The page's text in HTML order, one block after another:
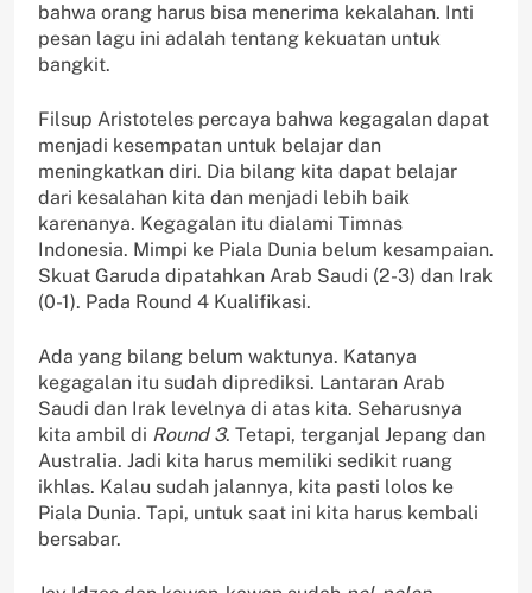
bahwa orang harus bisa menerima kekalahan. Inti
pesan lagu ini adalah tentang kekuatan untuk
bangkit.
Filsup Aristoteles percaya bahwa kegagalan dapat
menjadi kesempatan untuk belajar dan
meningkatkan diri. Dia bilang kita dapat belajar
dari kesalahan kita dan menjadi lebih baik
karenanya. Kegagalan itu dialami Timnas
Indonesia. Mimpi ke Piala Dunia belum kesampaian.
Skuat Garuda dipatahkan Arab Saudi (2-3) dan Irak
(0-1). Pada Round 4 Kualifikasi.
Ada yang bilang belum waktunya. Katanya
kegagalan itu sudah diprediksi. Lantaran Arab
Saudi dan Irak levelnya di atas kita. Seharusnya
kita ambil di Round 3. Tetapi, terganjal Jepang dan
Australia. Jadi kita harus memiliki sedikit ruang
ikhlas. Kalau sudah jalannya, kita pasti lolos ke
Piala Dunia. Tapi, untuk saat ini kita harus kembali
bersabar.